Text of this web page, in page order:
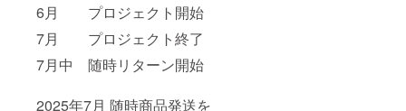
6月 プロジェクト開始
7月 プロジェクト終了
7月中 随時リターン開始
2025年7月 随時商品発送を